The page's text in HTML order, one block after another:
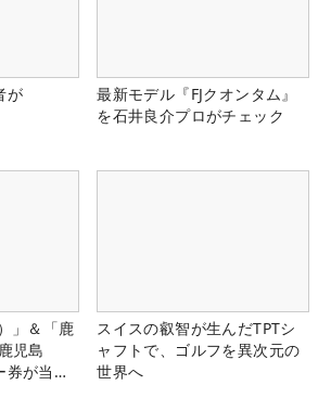
が
最新モデル『FJクオンタム』
を石井良介プロがチェック
」＆「鹿
児島
が当た
スイスの叡智が生んだTPTシ
ャフトで、ゴルフを異次元の
世界へ